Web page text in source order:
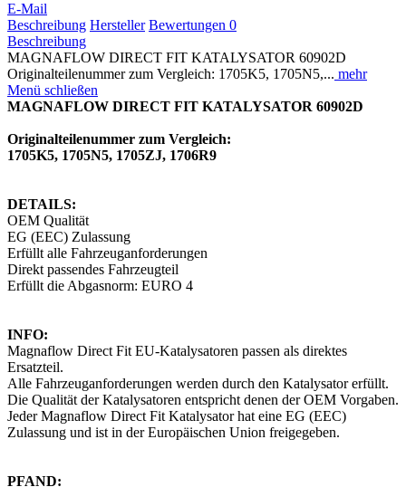
E-Mail
Beschreibung Hersteller Bewertungen 0
Beschreibung
MAGNAFLOW DIRECT FIT KATALYSATOR 60902D
Originalteilenummer zum Vergleich: 1705K5, 1705N5,... mehr
Menü schließen
MAGNAFLOW DIRECT FIT KATALYSATOR 60902D
Originalteilenummer zum Vergleich:
1705K5, 1705N5, 1705ZJ, 1706R9
DETAILS:
OEM Qualität
EG (EEC) Zulassung
Erfüllt alle Fahrzeuganforderungen
Direkt passendes Fahrzeugteil
Erfüllt die Abgasnorm: EURO 4
INFO:
Magnaflow Direct Fit EU-Katalysatoren passen als direktes
Ersatzteil.
Alle Fahrzeuganforderungen werden durch den Katalysator erfüllt.
Die Qualität der Katalysatoren entspricht denen der OEM Vorgaben.
Jeder Magnaflow Direct Fit Katalysator hat eine EG (EEC)
Zulassung und ist in der Europäischen Union freigegeben.
PFAND: